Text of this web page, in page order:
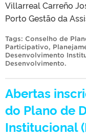
Villarreal Carreño
Porto Gestão da
Tags: Conselho de
Participativo,
Desenvolvimento
Desenvolvimento.
Abertas
do Plano de
Institucional